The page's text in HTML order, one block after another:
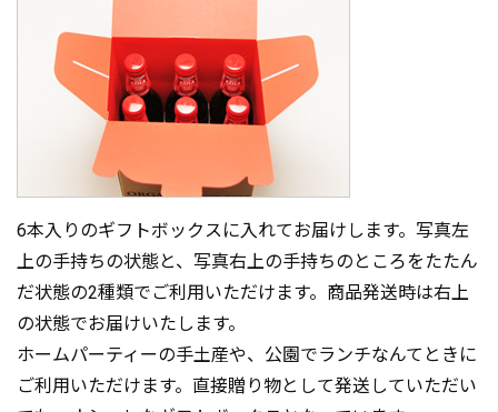
6本入りのギフトボックスに入れてお届けします。写真左
上の手持ちの状態と、写真右上の手持ちのところをたたん
だ状態の2種類でご利用いただけます。商品発送時は右上
の状態でお届けいたします。
ホームパーティーの手土産や、公園でランチなんてときに
ご利用いただけます。直接贈り物として発送していただい